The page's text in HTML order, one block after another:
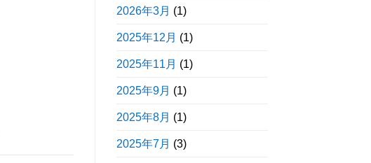
2026年3月 (1)
2025年12月 (1)
2025年11月 (1)
2025年9月 (1)
2025年8月 (1)
2025年7月 (3)